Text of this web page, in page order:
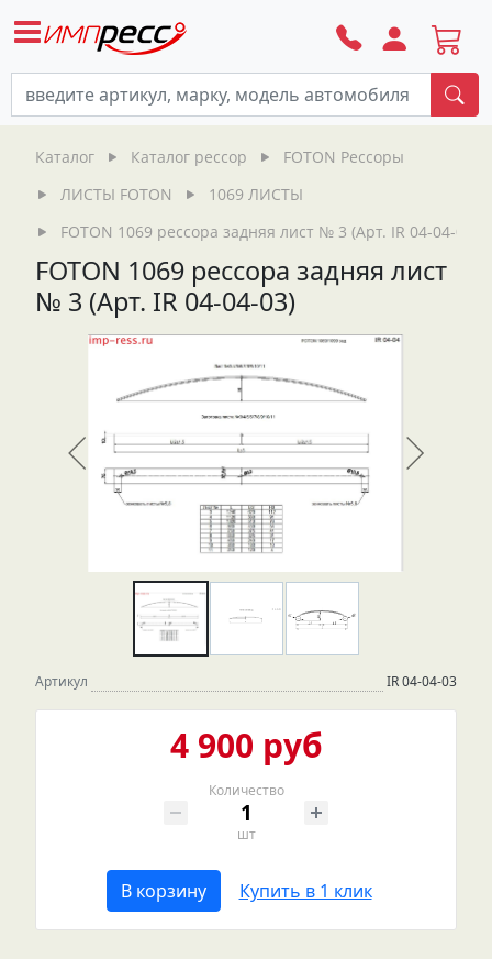
Каталог Каталог рессор
FOTON Рессоры
ЛИСТЫ FOTON
1069 ЛИСТЫ
FOTON 1069 рессора задняя лист № 3 (Арт. IR 04-04-03)
FOTON 1069 рессора задняя лист
№ 3 (Арт. IR 04-04-03)
Артикул IR 04-04-03
4 900 руб
Количество
шт
В корзину Купить в 1 клик